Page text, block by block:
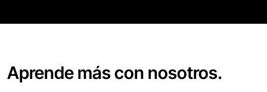
Aprende más con nosotros.